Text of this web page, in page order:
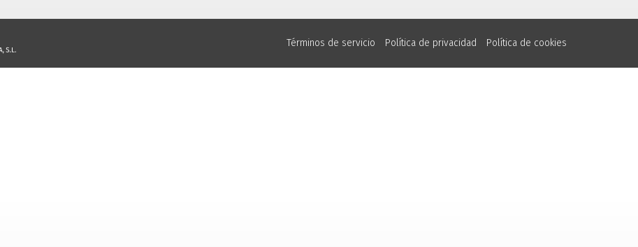
Términos de servicio Política de privacidad Política de cookies